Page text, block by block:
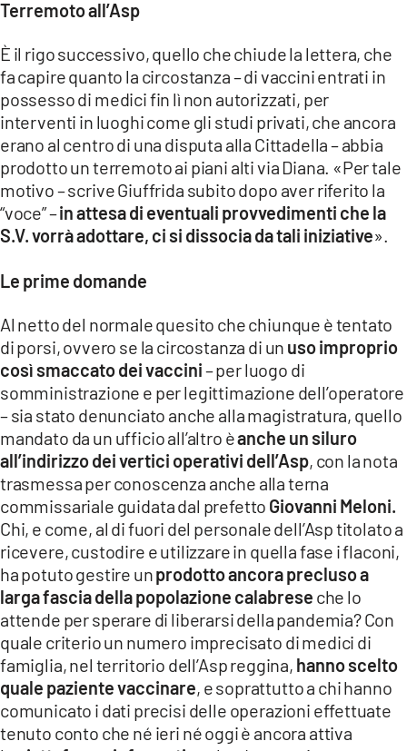
Terremoto all’Asp
È il rigo successivo, quello che chiude la lettera, che
fa capire quanto la circostanza – di vaccini entrati in
possesso di medici fin lì non autorizzati, per
interventi in luoghi come gli studi privati, che ancora
erano al centro di una disputa alla Cittadella – abbia
prodotto un terremoto ai piani alti via Diana. «Per tale
motivo – scrive Giuffrida subito dopo aver riferito la
“voce” –in attesa di eventuali provvedimenti che la
S.V. vorrà adottare, ci si dissocia da tali iniziative».
Le prime domande
Al netto del normale quesito che chiunque è tentato
di porsi, ovvero se la circostanza di un uso improprio
così smaccato dei vaccini– per luogo di
somministrazione e per legittimazione dell’operatore
– sia stato denunciato anche alla magistratura, quello
mandato da un ufficio all’altro èanche un siluro
all’indirizzo dei vertici operativi dell’Asp, con la nota
trasmessa per conoscenza anche alla terna
commissariale guidata dal prefetto Giovanni Meloni.
Chi, e come, al di fuori del personale dell’Asp titolato a
ricevere, custodire e utilizzare in quella fase i flaconi,
ha potuto gestire unprodotto ancora precluso a
larga fascia della popolazione calabrese che lo
attende per sperare di liberarsi della pandemia? Con
quale criterio un numero imprecisato di medici di
famiglia, nel territorio dell’Asp reggina, hanno scelto
quale paziente vaccinare, e soprattutto a chi hanno
comunicato i dati precisi delle operazioni effettuate
tenuto conto che né ieri né oggi è ancora attiva